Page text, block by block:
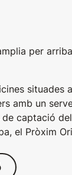
per
situades
amb un
captació
el Pròxim